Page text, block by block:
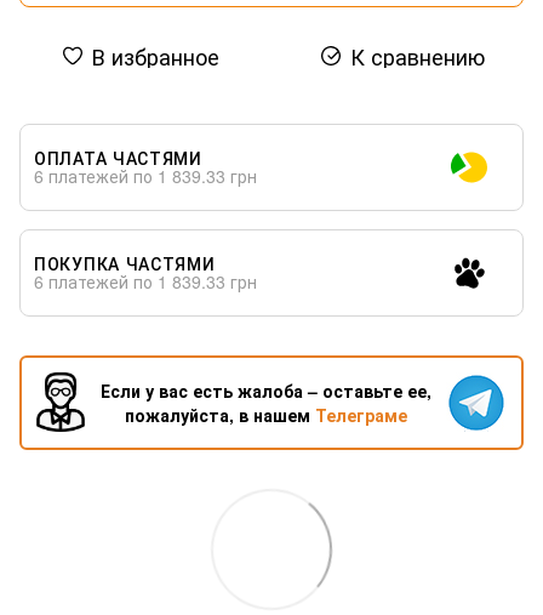
В избранное К сравнению
ОПЛАТА ЧАСТЯМИ
6 платежей по 1 839.33 грн
ПОКУПКА ЧАСТЯМИ
6 платежей по 1 839.33 грн
Если у вас есть жалоба – оставьте ее,
пожалуйста, в нашем Телеграме